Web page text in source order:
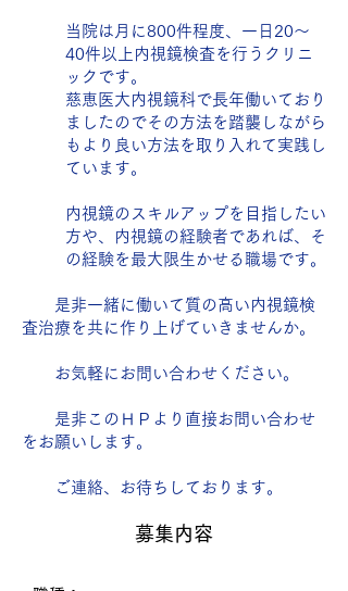
当院は月に800件程度、一日20～
40件以上内視鏡検査を行うクリニ
ックです。
慈恵医大内視鏡科で長年働いており
ましたのでその方法を踏襲しながら
もより良い方法を取り入れて実践し
ています。
内視鏡のスキルアップを目指したい
方や、内視鏡の経験者であれば、そ
の経験を最大限生かせる職場です。
是非一緒に働いて質の高い内視鏡検
査治療を共に作り上げていきませんか。
お気軽にお問い合わせください。
是非このＨＰより直接お問い合わせ
をお願いします。​​
ご連絡、お待ちしております。
募集内容